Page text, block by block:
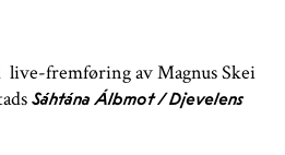
fremføring av Magnus Skei
Sáhtána Álbmot / Djevelens